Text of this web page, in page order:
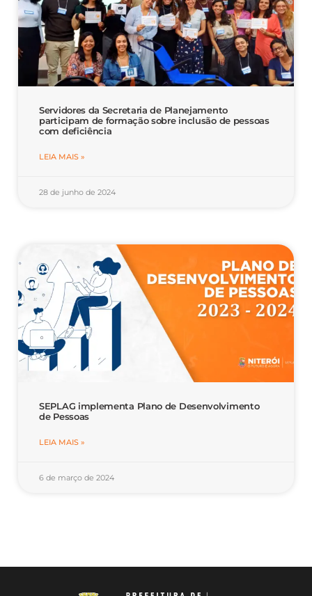
Servidores da Secretaria de Planejamento
participam de formação sobre inclusão de pessoas
com deficiência
LEIA MAIS »
28 de junho de 2024
SEPLAG implementa Plano de Desenvolvimento
de Pessoas
LEIA MAIS »
6 de março de 2024